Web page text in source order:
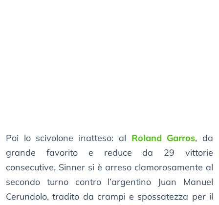
Poi lo scivolone inatteso: al Roland Garros, da
grande favorito e reduce da 29 vittorie
consecutive, Sinner si è arreso clamorosamente al
secondo turno contro l’argentino Juan Manuel
Cerundolo, tradito da crampi e spossatezza per il